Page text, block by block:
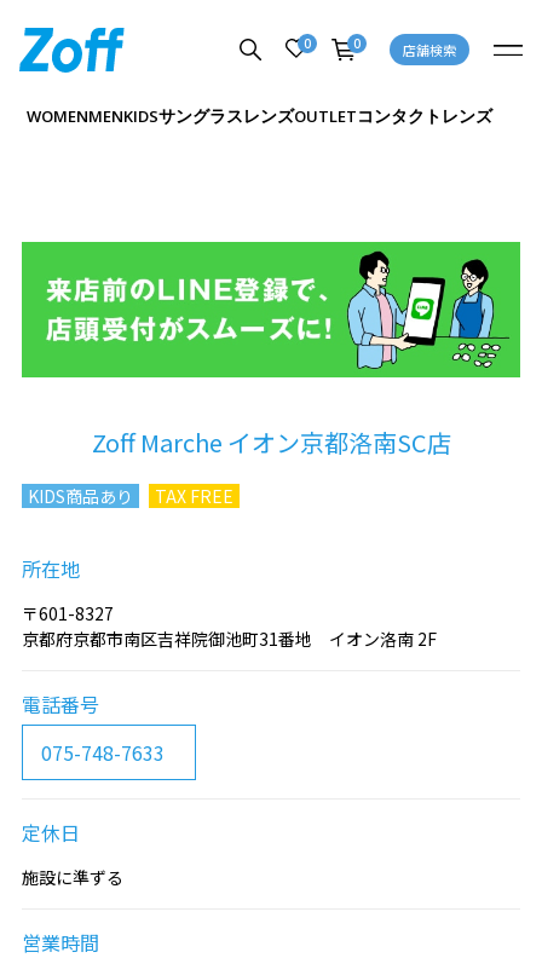
0 0 店舗検索
WOMENMENKIDSサングラスレンズOUTLETコンタクトレンズ
Zoff Marche イオン京都洛南SC店
KIDS商品あり TAX FREE
所在地
〒601-8327
京都府京都市南区吉祥院御池町31番地 イオン洛南 2F
電話番号
075-748-7633
定休日
施設に準ずる
営業時間